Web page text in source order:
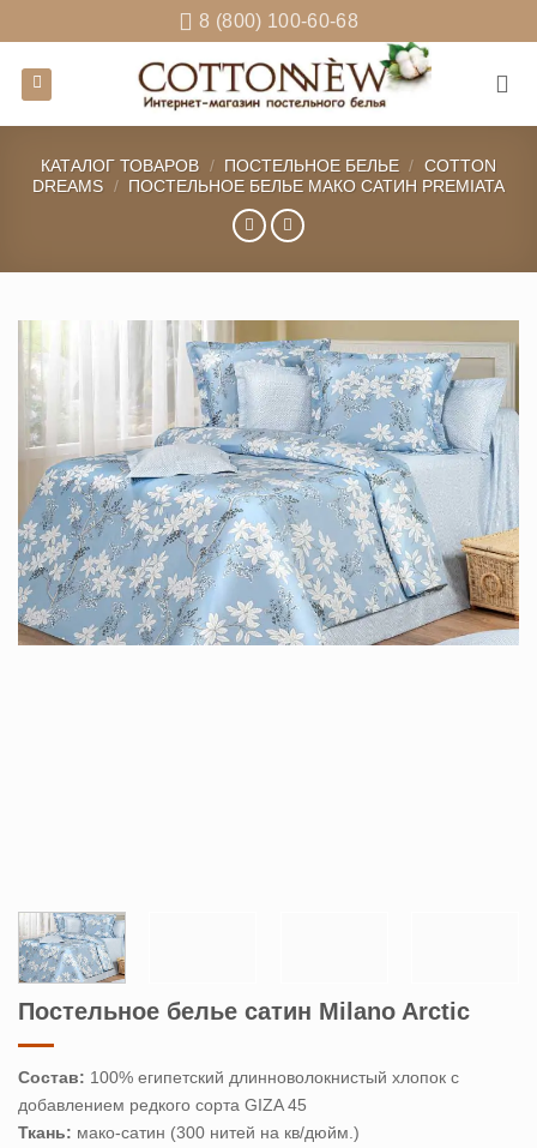
to
content
8 (800) 100-60-68
КАТАЛОГ ТОВАРОВ / ПОСТЕЛЬНОЕ БЕЛЬЕ / COTTON
DREAMS / ПОСТЕЛЬНОЕ БЕЛЬЕ МАКО САТИН PREMIATA
Постельное белье сатин Milano Arctic
Состав: 100% египетский длинноволокнистый хлопок с
добавлением редкого сорта GIZA 45
Ткань: мако-сатин (300 нитей на кв/дюйм.)